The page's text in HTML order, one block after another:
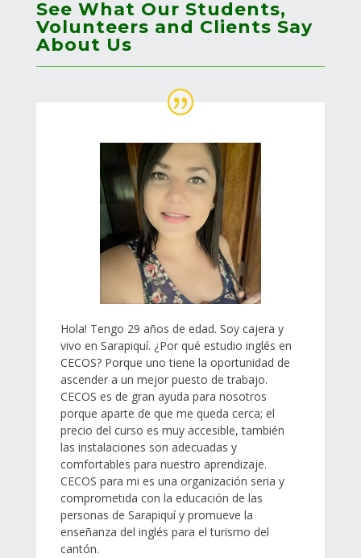
See What Our Students,
Volunteers and Clients Say
About Us
Hola! Tengo 29 años de edad. Soy cajera y
vivo en Sarapiquí. ¿Por qué estudio inglés en
CECOS? Porque uno tiene la oportunidad de
ascender a un mejor puesto de trabajo.
CECOS es de gran ayuda para nosotros
porque aparte de que me queda cerca; el
precio del curso es muy accesible, también
las instalaciones son adecuadas y
comfortables para nuestro aprendizaje.
CECOS para mi es una organización seria y
comprometida con la educación de las
personas de Sarapiquí y promueve la
enseñanza del inglés para el turismo del
cantón.